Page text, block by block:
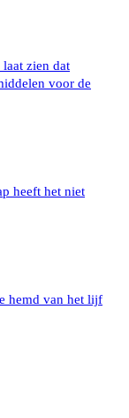
zien dat
voor de
heeft het niet
hemd van het lijf